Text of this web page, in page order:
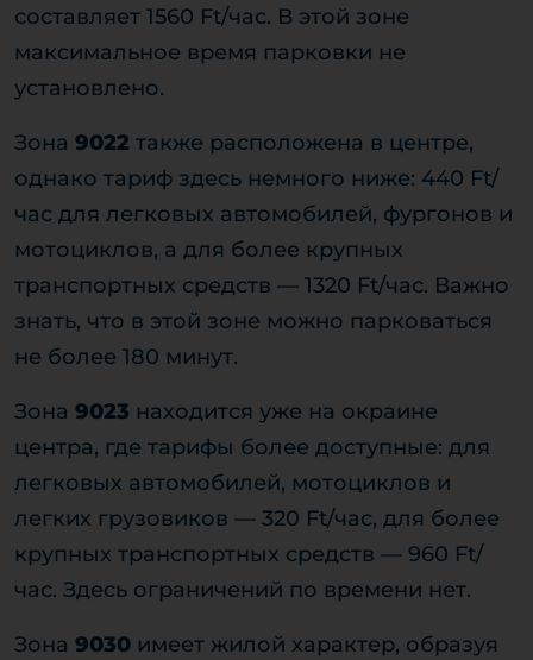
составляет 1560 Ft/час. В этой зоне
максимальное время парковки не
установлено.
Зона 9022 также расположена в центре,
однако тариф здесь немного ниже: 440 Ft/
час для легковых автомобилей, фургонов и
мотоциклов, а для более крупных
транспортных средств — 1320 Ft/час. Важно
знать, что в этой зоне можно парковаться
не более 180 минут.
Зона 9023 находится уже на окраине
центра, где тарифы более доступные: для
легковых автомобилей, мотоциклов и
легких грузовиков — 320 Ft/час, для более
крупных транспортных средств — 960 Ft/
час. Здесь ограничений по времени нет.
Зона 9030 имеет жилой характер, образуя